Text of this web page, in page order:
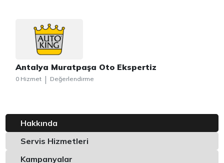
Antalya Muratpaşa Oto Ekspertiz
0 Hizmet Değerlendirme
Hakkında
Servis Hizmetleri
Kampanyalar